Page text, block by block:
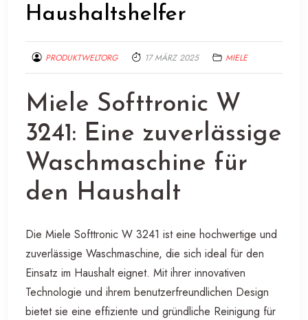
Haushaltshelfer
PRODUKTWELTORG 17 MÄRZ 2025 MIELE
Miele Softtronic W
3241: Eine zuverlässige
Waschmaschine für
den Haushalt
Die Miele Softtronic W 3241 ist eine hochwertige und
zuverlässige Waschmaschine, die sich ideal für den
Einsatz im Haushalt eignet. Mit ihrer innovativen
Technologie und ihrem benutzerfreundlichen Design
bietet sie eine effiziente und gründliche Reinigung für